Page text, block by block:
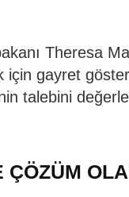
Theresa
için gayret
talebini
ÇÖZÜM